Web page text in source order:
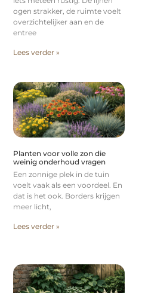
ogen strakker, de ruimte voelt
overzichtelijker aan en de
entree
Lees verder »
Planten voor volle zon die
weinig onderhoud vragen
Een zonnige plek in de tuin
voelt vaak als een voordeel. En
dat is het ook. Borders krijgen
meer licht,
Lees verder »